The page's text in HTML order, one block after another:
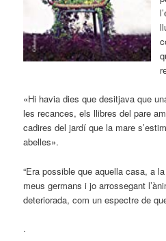
«Hi havia dies que desitjava que
les recances, els llibres del pare
cadires del jardí que la mare
abelles».
“Era possible que aquella casa, a
meus germans i jo arrossegant
deteriorada, com un espectre de
.